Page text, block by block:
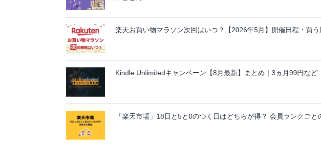
楽天お買い物マラソン次回はいつ？【2026年5月】開催日程・買
Kindle Unlimitedキャンペーン【8月最新】まとめ｜3ヵ月99円など
「楽天市場」18日と5と0のつく日はどちらが得？ 会員ランクごと